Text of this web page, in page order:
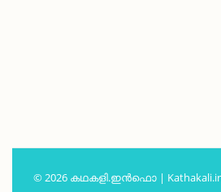
© 2026 കഥകളി.ഇൻഫൊ |